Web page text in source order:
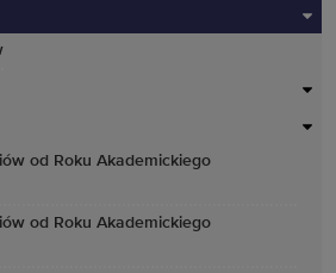
od Roku Akademickiego
od Roku Akademickiego